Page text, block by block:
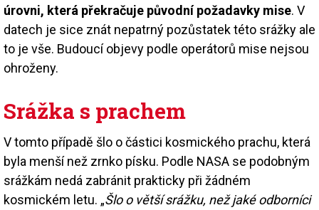
úrovni, která překračuje původní požadavky mise. V
datech je sice znát nepatrný pozůstatek této srážky ale
to je vše. Budoucí objevy podle operátorů mise nejsou
ohroženy.
Srážka s prachem
V tomto případě šlo o částici kosmického prachu, která
byla menší než zrnko písku. Podle NASA se podobným
srážkám nedá zabránit prakticky při žádném
kosmickém letu. „Šlo o větší srážku, než jaké odborníci